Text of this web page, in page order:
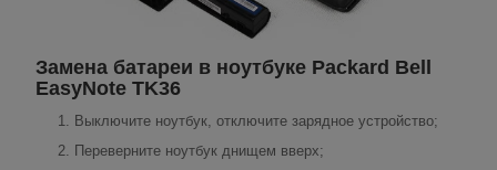
Замена батареи в ноутбуке Packard Bell
EasyNote TK36
Выключите ноутбук, отключите зарядное устройство;
Переверните ноутбук днищем вверх;